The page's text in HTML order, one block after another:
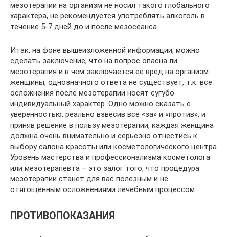
мезотерапии на организм не носил такого глобального
характера, не рекомендуется употреблять алкоголь в
течение 5-7 дней до и после мезосеанса.
Итак, на фоне вышеизложенной информации, можно
сделать заключение, что на вопрос опасна ли
мезотерапия и в чем заключается ее вред на организм
женщины, однозначного ответа не существует, т.к. все
осложнения после мезотерапии носят сугубо
индивидуальный характер. Одно можно сказать с
уверенностью, реально взвесив все «за» и «против», и
приняв решение в пользу мезотерапии, каждая женщина
должна очень внимательно и серьезно отнестись к
выбору салона красоты или косметологического центра.
Уровень мастерства и профессионализма косметолога
или мезотерапевта – это залог того, что процедура
мезотерапии станет для вас полезным и не
отягощенным осложнениями лечебным процессом.
ПРОТИВОПОКАЗАНИЯ